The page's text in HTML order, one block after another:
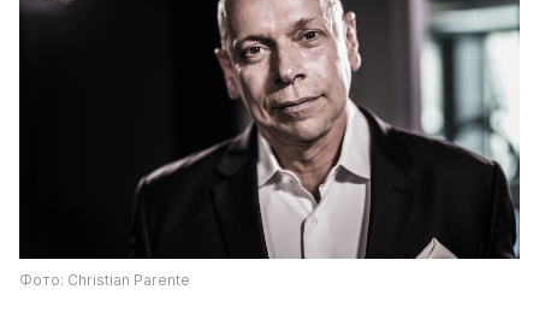
Фото: Christian Parente